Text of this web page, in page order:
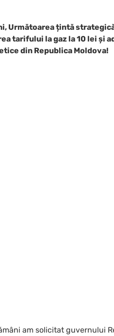
Următoarea țintă
tarifului la gaz la 10 lei și
din Republica Moldova!
am solicitat guvernului